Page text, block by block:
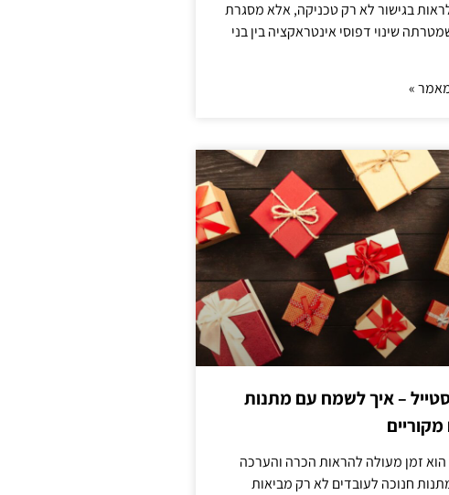
בגישור לא רק טכניקה, אלא מסגרת
שינוי דפוסי אינטראקציה בין בני
»
– איך לשמח עם מתנות
הוא זמן מעולה להראות הכרה והערכה
חנוכה לעובדים לא רק מביאות